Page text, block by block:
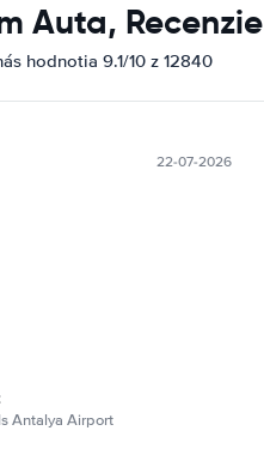
Auta, Recenzie
hodnotia 9.1/10 z 12840
22-07-2026
Antalya Airport